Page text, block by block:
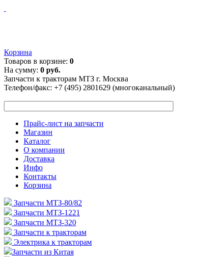
Корзина
Товаров в корзине: 0
На сумму: 0 руб.
Запчасти к тракторам МТЗ г. Москва
Телефон/факс: +7 (495) 2801629 (многоканальный)
Прайс-лист на запчасти
Магазин
Каталог
О компании
Доставка
Инфо
Контакты
Корзина
Запчасти МТЗ-80/82
Запчасти МТЗ-1221
Запчасти МТЗ-320
Запчасти к тракторам
Электрика к тракторам
Запчасти из Китая